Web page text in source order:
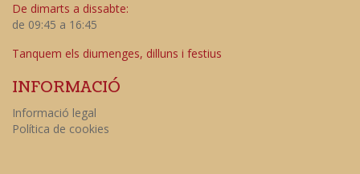
De dimarts a dissabte:
de 09:45 a 16:45
Tanquem els diumenges, dilluns i festius
INFORMACIÓ
Informació legal
Política de cookies